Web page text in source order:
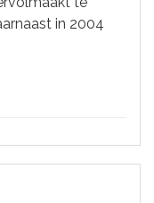
in 2004